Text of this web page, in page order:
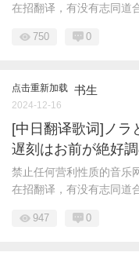
在招翻译，有没有志同道
750 0
点击重新加载 书生
2024-12-16
[中日翻译歌词]ノラ
遅刻はお前が絶好
禁止任何营利性质的音乐
在招翻译，有没有志同道
947 0